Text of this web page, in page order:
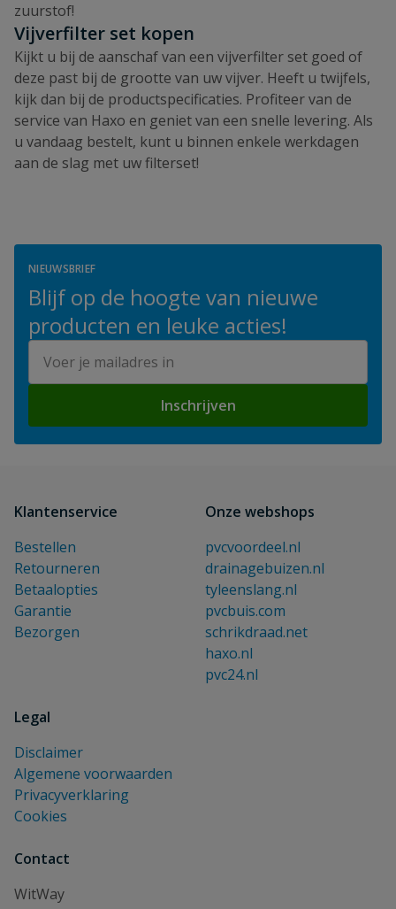
zuurstof!
Vijverfilter set kopen
Kijkt u bij de aanschaf van een vijverfilter set goed of
deze past bij de grootte van uw vijver. Heeft u twijfels,
kijk dan bij de productspecificaties. Profiteer van de
service van Haxo en geniet van een snelle levering. Als
u vandaag bestelt, kunt u binnen enkele werkdagen
aan de slag met uw filterset!
NIEUWSBRIEF
Blijf op de hoogte van nieuwe
producten en leuke acties!
Inschrijven
Klantenservice
Bestellen
Retourneren
Betaalopties
Garantie
Bezorgen
Onze webshops
pvcvoordeel.nl
drainagebuizen.nl
tyleenslang.nl
pvcbuis.com
schrikdraad.net
haxo.nl
pvc24.nl
Legal
Disclaimer
Algemene voorwaarden
Privacyverklaring
Cookies
Contact
WitWay